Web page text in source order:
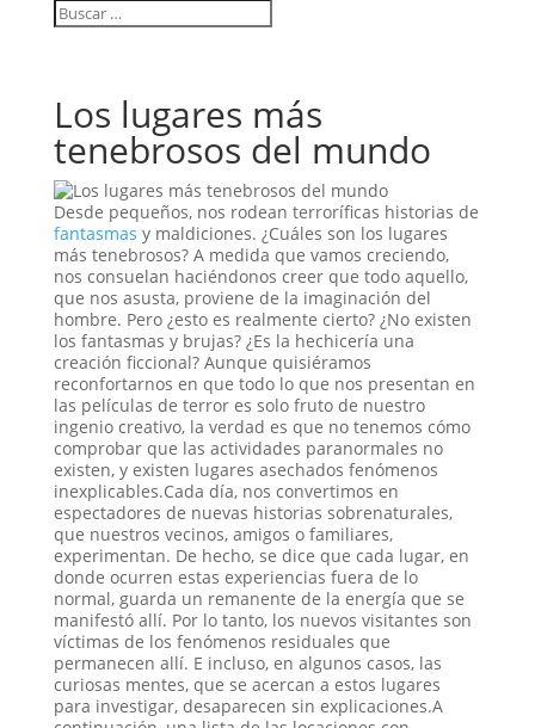
Los lugares más
tenebrosos del mundo
Desde pequeños, nos rodean terroríficas historias de
fantasmas y maldiciones. ¿Cuáles son los lugares
más tenebrosos? A medida que vamos creciendo,
nos consuelan haciéndonos creer que todo aquello,
que nos asusta, proviene de la imaginación del
hombre. Pero ¿esto es realmente cierto? ¿No existen
los fantasmas y brujas? ¿Es la hechicería una
creación ficcional? Aunque quisiéramos
reconfortarnos en que todo lo que nos presentan en
las películas de terror es solo fruto de nuestro
ingenio creativo, la verdad es que no tenemos cómo
comprobar que las actividades paranormales no
existen, y existen lugares asechados fenómenos
inexplicables.Cada día, nos convertimos en
espectadores de nuevas historias sobrenaturales,
que nuestros vecinos, amigos o familiares,
experimentan. De hecho, se dice que cada lugar, en
donde ocurren estas experiencias fuera de lo
normal, guarda un remanente de la energía que se
manifestó allí. Por lo tanto, los nuevos visitantes son
víctimas de los fenómenos residuales que
permanecen allí. E incluso, en algunos casos, las
curiosas mentes, que se acercan a estos lugares
para investigar, desaparecen sin explicaciones.A